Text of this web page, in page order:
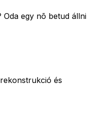
egy nõ betud állni
és